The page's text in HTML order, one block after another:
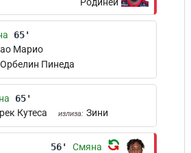
65'
Марио
Орбелин Пинеда
65'
Кутеса излиза: Зини
56' Смяна